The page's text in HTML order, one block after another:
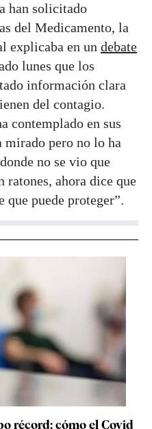
han solicitado
del Medicamento, la
explicaba en un debate
lunes que los
información clara
del contagio.
contemplado en sus
mirado pero no lo ha
no se vio que
ratones, ahora dice que
que puede proteger”.
récord: cómo el Covid